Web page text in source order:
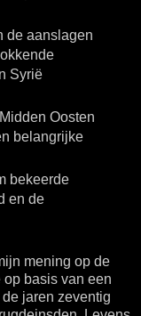
de aanslagen
Syrië
Oosten
belangrijke
bekeerde
en de
mening op de
op basis van een
jaren zeventig